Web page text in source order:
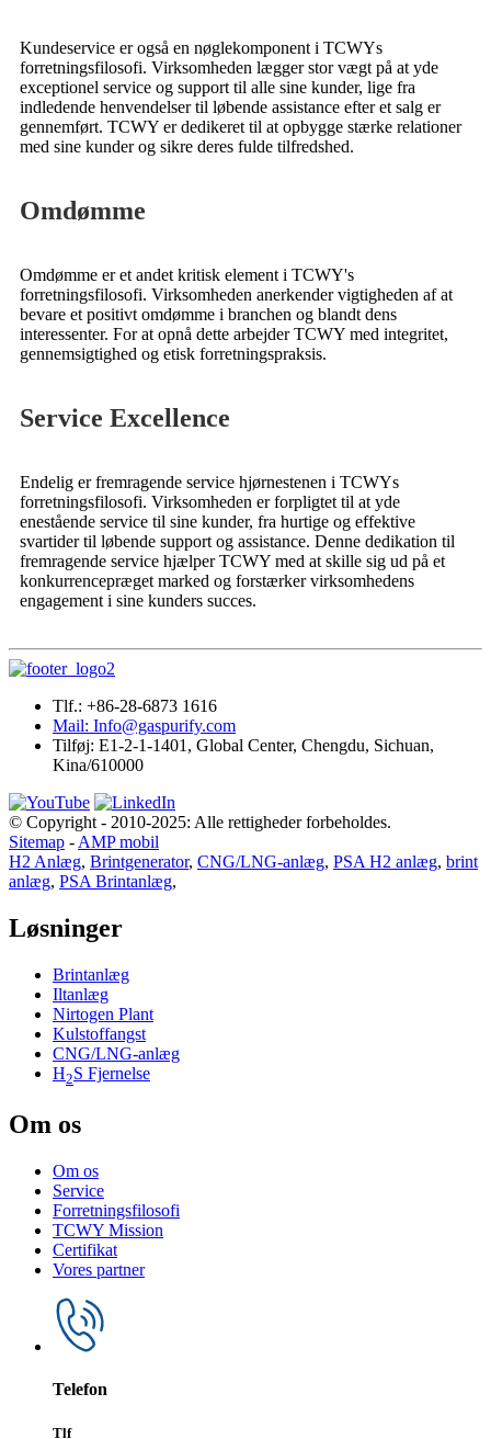
Kundeservice er også en nøglekomponent i TCWYs
forretningsfilosofi. Virksomheden lægger stor vægt på at yde
exceptionel service og support til alle sine kunder, lige fra
indledende henvendelser til løbende assistance efter et salg er
gennemført. TCWY er dedikeret til at opbygge stærke relationer
med sine kunder og sikre deres fulde tilfredshed.
Omdømme
Omdømme er et andet kritisk element i TCWY's
forretningsfilosofi. Virksomheden anerkender vigtigheden af ​​at
bevare et positivt omdømme i branchen og blandt dens
interessenter. For at opnå dette arbejder TCWY med integritet,
gennemsigtighed og etisk forretningspraksis.
Service Excellence
Endelig er fremragende service hjørnestenen i TCWYs
forretningsfilosofi. Virksomheden er forpligtet til at yde
enestående service til sine kunder, fra hurtige og effektive
svartider til løbende support og assistance. Denne dedikation til
fremragende service hjælper TCWY med at skille sig ud på et
konkurrencepræget marked og forstærker virksomhedens
engagement i sine kunders succes.
Tlf.: +86-28-6873 1616
Mail: Info@gaspurify.com
Tilføj: E1-2-1-1401, Global Center, Chengdu, Sichuan,
Kina/610000
© Copyright - 2010-2025: Alle rettigheder forbeholdes.
Sitemap - AMP mobil
H2 Anlæg, Brintgenerator, CNG/LNG-anlæg, PSA H2 anlæg, brint
anlæg, PSA Brintanlæg,
Løsninger
Brintanlæg
Iltanlæg
Nirtogen Plant
Kulstoffangst
CNG/LNG-anlæg
H2S Fjernelse
Om os
Om os
Service
Forretningsfilosofi
TCWY Mission
Certifikat
Vores partner
Telefon
Tlf